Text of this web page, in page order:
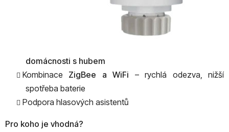
domácnosti s hubem
Kombinace ZigBee a WiFi – rychlá odezva, nižší
spotřeba baterie
Podpora hlasových asistentů
Pro koho je vhodná?